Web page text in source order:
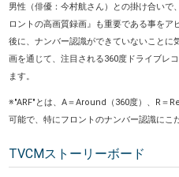
男性（俳優：今村航さん）との掛け合いで
ロントの高画質録画』も重要である事を
後に、ナンバー認識ができていないことに
画を通じて、注目される360度ドライブレ
ます。
※"ARF"とは、A＝Around（360度）、R＝
可能で、特にフロントのナンバー認識にこ
TVCMストーリーボード